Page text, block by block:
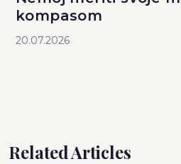
kompasom
20.07.2026
Related Articles